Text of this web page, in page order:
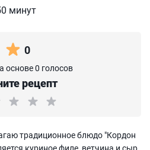
минут
0
основе 0 голосов
рецепт
традиционное блюдо "Кордон